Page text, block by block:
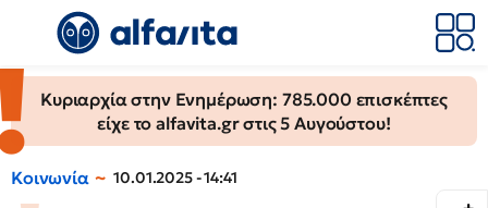
Κυριαρχία στην Ενημέρωση: 785.000 επισκέπτες
είχε το alfavita.gr στις 5 Αυγούστου!
Κοινωνία 10.01.2025 - 14:41